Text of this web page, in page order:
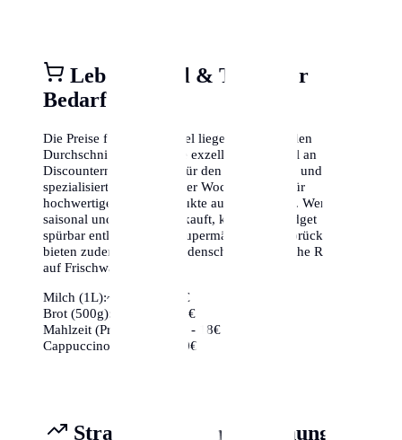
Lebensmittel & Täglicher
Bedarf
Die Preise für Lebensmittel liegen im nationalen
Durchschnitt. Es gibt eine exzellente Auswahl an
Discountern (Aldi, Lidl) für den Grundbedarf und
spezialisierte Bioläden oder Wochenmärkte für
hochwertige frische Produkte aus der Region. Wer
saisonal und regional einkauft, kann sein Budget
spürbar entlasten. Viele Supermärkte in Saarbrücken
bieten zudem kurz vor Ladenschluss erhebliche Rabatte
auf Frischwaren an.
Milch (1L):~1,10€ - 1,40€
Brot (500g):
~2,50€ - 4,00€
Mahlzeit (Preiswert):
~12€ - 18€
Cappuccino:
~3,50€ - 5,00€
Strategische Finanzplanung